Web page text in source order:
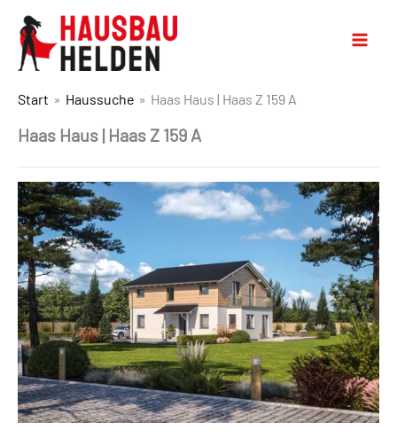
Start Haussuche Haas Haus | Haas Z 159 A
Haas Haus | Haas Z 159 A